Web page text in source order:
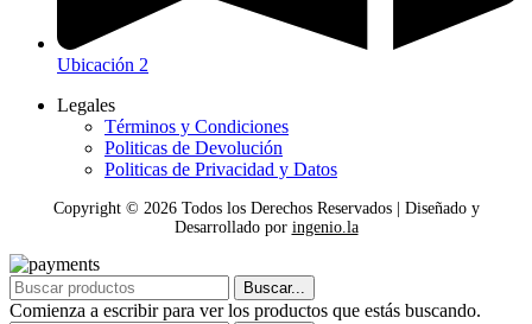
Ubicación 2
Legales
Términos y Condiciones
Politicas de Devolución
Politicas de Privacidad y Datos
Copyright © 2026Todos los Derechos Reservados | Diseñado y
Desarrollado por ingenio.la
Buscar...
Comienza a escribir para ver los productos que estás buscando.